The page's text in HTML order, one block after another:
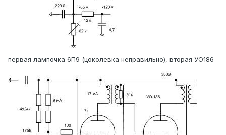
первая лампочка 6П9 (цоколевка неправильно), вторая УО186